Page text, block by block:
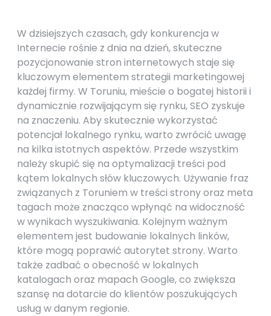
W dzisiejszych czasach, gdy konkurencja w
Internecie rośnie z dnia na dzień, skuteczne
pozycjonowanie stron internetowych staje się
kluczowym elementem strategii marketingowej
każdej firmy. W Toruniu, mieście o bogatej historii i
dynamicznie rozwijającym się rynku, SEO zyskuje
na znaczeniu. Aby skutecznie wykorzystać
potencjał lokalnego rynku, warto zwrócić uwagę
na kilka istotnych aspektów. Przede wszystkim
należy skupić się na optymalizacji treści pod
kątem lokalnych słów kluczowych. Używanie fraz
związanych z Toruniem w treści strony oraz meta
tagach może znacząco wpłynąć na widoczność
w wynikach wyszukiwania. Kolejnym ważnym
elementem jest budowanie lokalnych linków,
które mogą poprawić autorytet strony. Warto
także zadbać o obecność w lokalnych
katalogach oraz mapach Google, co zwiększa
szansę na dotarcie do klientów poszukujących
usług w danym regionie.